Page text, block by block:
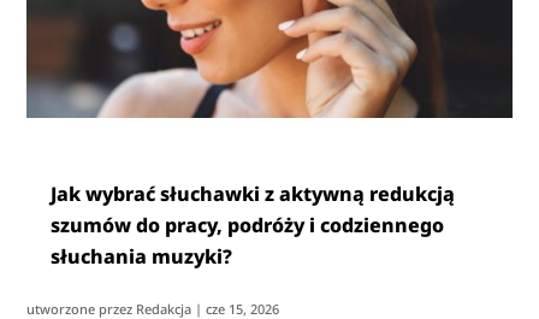
Jak wybrać słuchawki z aktywną redukcją
szumów do pracy, podróży i codziennego
słuchania muzyki?
utworzone przez Redakcja |cze 15, 2026